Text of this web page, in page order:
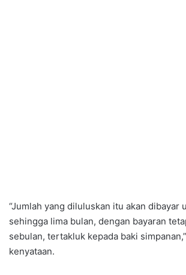
“Jumlah yang diluluskan itu akan dibayar
sehingga lima bulan, dengan bayaran
sebulan, tertakluk kepada baki
kenyataan.